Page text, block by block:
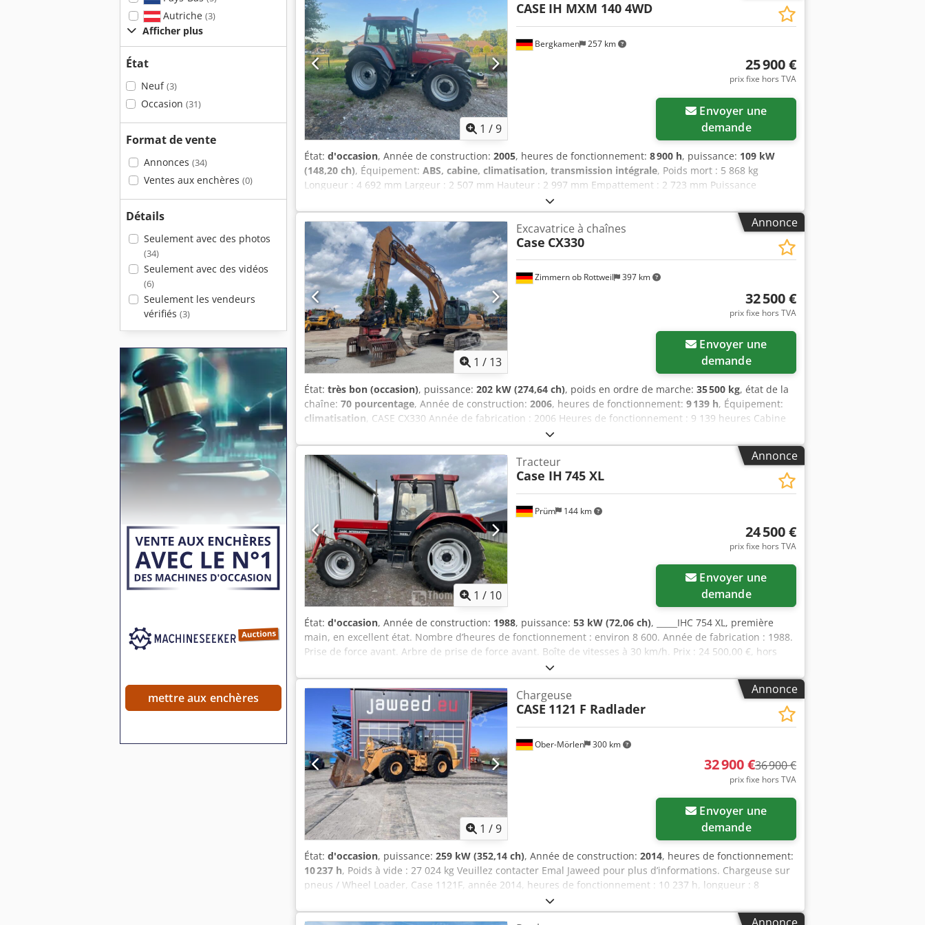
Autriche (3)
Afficher plus
État
Neuf(3)
Occasion (31)
Format de vente
Annonces (34)
Ventes aux enchères (0)
Détails
Seulement avec des photos
(34)
Seulement avec des vidéos
(6)
Seulement les vendeurs
vérifiés (3)
mettre aux enchères
FNH121ESNCHP00140 Pour obtenir de plus amples informations, veuillez contacter Gerrit Haverhoek.
1 /9
Bergkamen 257 km
CASE IH MXM 140 4WD
25 900 €
prix fixe hors TVA
demande
État: d'occasion, Année de construction: 2005, heures de fonctionnement: 8 900 h, puissance: 109 kW
(148,20 ch), Équipement: ABS, cabine, climatisation, transmission intégrale, Poids mort : 5 868 kg
Longueur : 4 692 mm Largeur : 2 507 mm Hauteur : 2 997 mm Empattement : 2 723 mm Puissance
nominale : 105,9 kW, 144 ch Vitesse nominale : 2 200 tr/min Credpfswlmt Ijx Acasf Nombre de cylindres : 6
Cylindrée : 7 480 cm³ Augmentation du couple : 51,3 Transmission intégrale
Annonce
1 / 13
Zimmern ob Rottweil 397 km
Excavatrice à chaînes
Case CX330
32 500 €
prix fixe hors TVA
demande
État: très bon (occasion), puissance: 202 kW (274,64 ch), poids en ordre de marche: 35 500 kg, état de la
chaîne: 70 pourcentage, Année de construction: 2006, heures de fonctionnement: 9 139 h, Équipement:
climatisation, CASE CX330 Année de fabrication : 2006 Heures de fonctionnement : 9 139 heures Cabine
fermée Climatisation Radio Graissage centralisé Flèche standard Bras : 3,30 m Circuit hydraulique
complet (pour marteau, grappin, cisailles) Cedozp Rm Rspfx Acajrf Attache rapide OQ80 1 godet – largeur
800 mm 1 grappin – fonctionne, réparation nécessaire Trains de roulement en bon état, environ 70 %
Plaques de base, largeur 600 mm Moteur Isuzu, 202 kW Conformité CE Dimensions de transport : 10,8 x 3
x 3,40 m Poids en ordre de marche : 35,5 tonnes.
Annonce
1 / 10
Prüm 144 km
Tracteur
Case IH 745 XL
24 500 €
prix fixe hors TVA
demande
État: d'occasion, Année de construction: 1988, puissance: 53 kW (72,06 ch), _____IHC 754 XL, première
main, en excellent état. Nombre d’heures de fonctionnement : environ 8 600. Année de fabrication : 1988.
Prise de force avant. Arbre de prise de force avant. Boîte de vitesses à 30 km/h. Prix : 24 500,00 €, hors
taxes. Lieu de stockage : aucun. Crjdpfx Acszdmutoasf
Annonce
1 /9
Ober-Mörlen 300 km
Chargeuse
CASE 1121 F Radlader
32 900 €36 900 €
prix fixe hors TVA
demande
État: d'occasion, puissance: 259 kW (352,14 ch), Année de construction: 2014, heures de fonctionnement:
10 237 h, Poids à vide : 27 024 kg Veuillez contacter Emal Jaweed pour plus d’informations. Chargeuse sur
pneus / Wheel Loader, Case 1121F, année 2014, heures de fonctionnement : 10 237 h, longueur : 8
960 mm, largeur : 2 990 mm, hauteur : 3 570 mm, poids total autorisé : 27 024 kg, moteur : Case,
puissance moteur : 239 kW, climatisation, balance intégrée, hydraulique auxiliaire, caméra de recul,